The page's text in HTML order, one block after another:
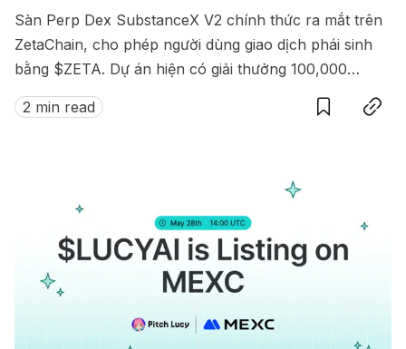
Sàn Perp Dex SubstanceX V2 chính thức ra mắt trên
ZetaChain, cho phép người dùng giao dịch phái sinh
bằng $ZETA. Dự án hiện có giải thưởng 100,000
$ZETA diễn ra từ 8 đến 15/07/2025.
2 min read
SaveCopy link